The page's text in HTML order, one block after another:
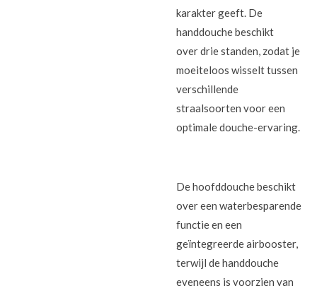
karakter geeft. De
handdouche beschikt
overdrie standen, zodat je
moeiteloos wisselt tussen
verschillende
straalsoorten voor een
optimale douche-ervaring.
De hoofddouche beschikt
over een waterbesparende
functie en een
geïntegreerdeairbooster,
terwijl de handdouche
eveneens is voorzien van